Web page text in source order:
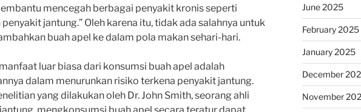
mencegah berbagai penyakit kronis seperti
jantung.” Oleh karena itu, tidak ada salahnya untuk
buah apel ke dalam pola makan sehari-hari.
luar biasa dari konsumsi buah apel adalah
dalam menurunkan risiko terkena penyakit jantung.
yang dilakukan oleh Dr. John Smith, seorang ahli
June 2025
February 2025
January 2025
December
November